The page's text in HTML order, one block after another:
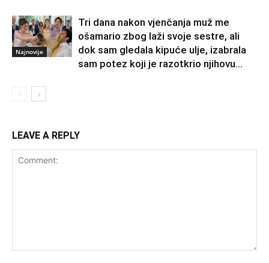
Najnovije
Tri dana nakon vjenčanja muž me
ošamario zbog laži svoje sestre, ali
dok sam gledala kipuće ulje, izabrala
sam potez koji je razotkrio njihovu...
LEAVE A REPLY